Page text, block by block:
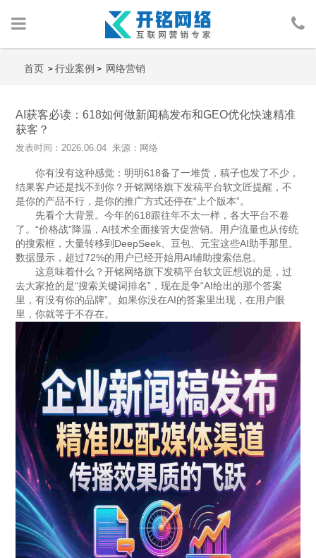
首页 > 行业案例 > 网络营销
AI获客必读：618如何做新闻稿发布和GEO优化快速精准
获客？
发表时间：2026.06.04 来源：网络
你有没有这种感觉：明明618备了一堆货，稿子也发了不少，
结果客户还是找不到你？开铭网络旗下发稿平台软文匠提醒，不
是你的产品不行，是你的推广方式还停在“上个版本”。
先看个大背景。今年的618跟往年不太一样，各大平台不卷
了。“价格战”降温，AI技术全面接管大促营销。用户流量也从传统
的搜索框，大量转移到DeepSeek、豆包、元宝这些AI助手那里。
数据显示，超过72%的用户已经开始用AI辅助搜索信息。
这意味着什么？开铭网络旗下发稿平台软文匠想说的是，过
去大家抢的是“搜索关键词排名”，现在是争“AI给出的那个答案
里，有没有你的品牌”。如果你没在AI的答案里出现，在用户眼
里，你就等于不存在。
首页
广告投放
行业案例
网络资讯
关于我们
法律声明